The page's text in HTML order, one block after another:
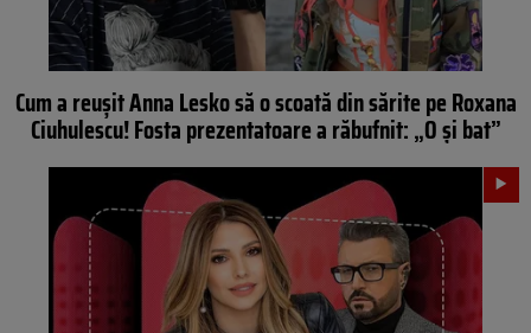
Cum a reușit Anna Lesko să o scoată din sărite pe Roxana
Ciuhulescu! Fosta prezentatoare a răbufnit: „O și bat”